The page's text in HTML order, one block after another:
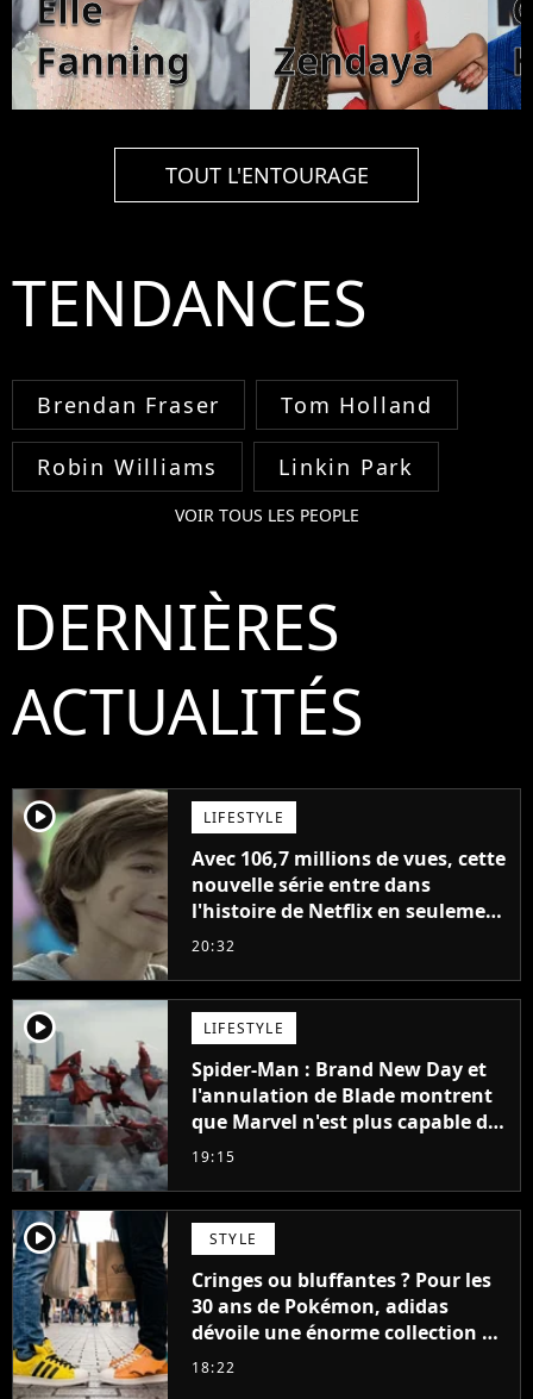
Fanning
Zendaya
TOUT L'ENTOURAGE
TENDANCES
Brendan Fraser Tom Holland
Robin Williams Linkin Park
VOIR TOUS LES PEOPLE
DERNIÈRES
ACTUALITÉS
player2 LIFESTYLE
Avec 106,7 millions de vues, cette
nouvelle série entre dans
l'histoire de Netflix en seulement
48 jours
20:32
player2 LIFESTYLE
Spider-Man : Brand New Day et
l'annulation de Blade montrent
que Marvel n'est plus capable de
faire quoi que ce soit de simple
19:15
player2 STYLE
Cringes ou bluffantes ? Pour les
30 ans de Pokémon, adidas
dévoile une énorme collection de
sneakers et je ne sais pas quoi en
18:22